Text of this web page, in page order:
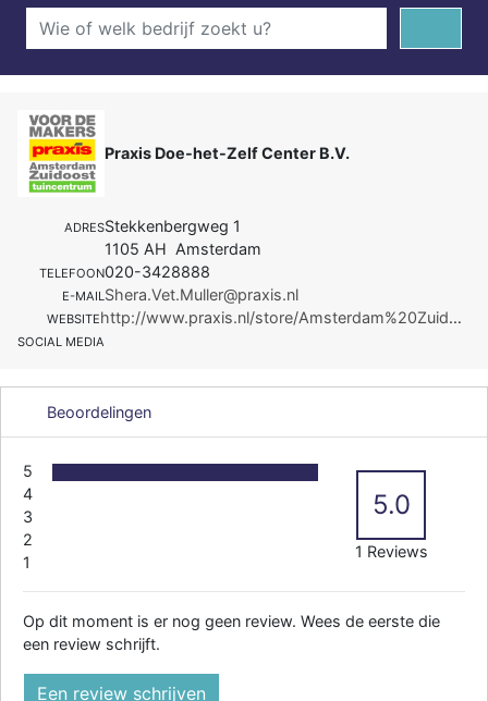
Praxis Doe-het-Zelf Center B.V.
ADRESStekkenbergweg 1
1105 AH Amsterdam
TELEFOON020-3428888
E-MAILShera.Vet.Muller@praxis.nl
WEBSITE http://www.praxis.nl/store/Amsterdam%20Zuidoost?
SOCIAL MEDIA
Beoordelingen
5
4
3
2
1
5.0
1 Reviews
Op dit moment is er nog geen review. Wees de eerste die
een review schrijft.
Een review schrijven